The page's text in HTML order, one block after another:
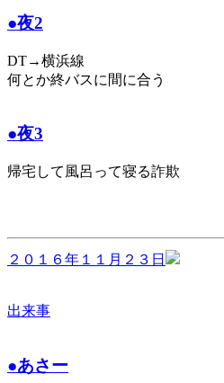
●夜2
DT→横浜線
何とか終バスに間に合う
●夜3
帰宅して風呂って寝る詐欺
２０１６年１１月２３日
出来事
●あさー